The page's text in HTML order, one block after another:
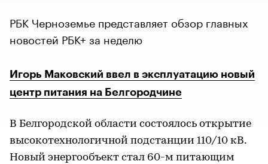
РБК Черноземье представляет обзор главных
новостей РБК+ за неделю
Игорь Маковский ввел в эксплуатацию новый
центр питания на Белгородчине
В Белгородской области состоялось открытие
высокотехнологичной подстанции 110/10 кВ.
Новый энергообъект стал 60-м питающим